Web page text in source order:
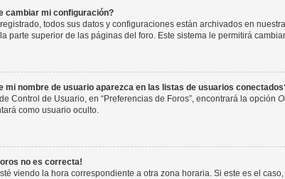
cambiar mi configuración?
todos sus datos y configuraciones están archivados en
parte superior de las páginas del foro. Este sistema le permitirá
mi nombre de usuario aparezca en las listas de usuarios
Control de Usuario, en “Preferencias de Foros”, encontrará la opción
como usuario oculto.
no es correcta!
viendo la hora correspondiente a otra zona horaria. Si este es el